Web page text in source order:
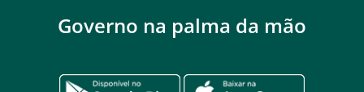
Governo na palma da mão